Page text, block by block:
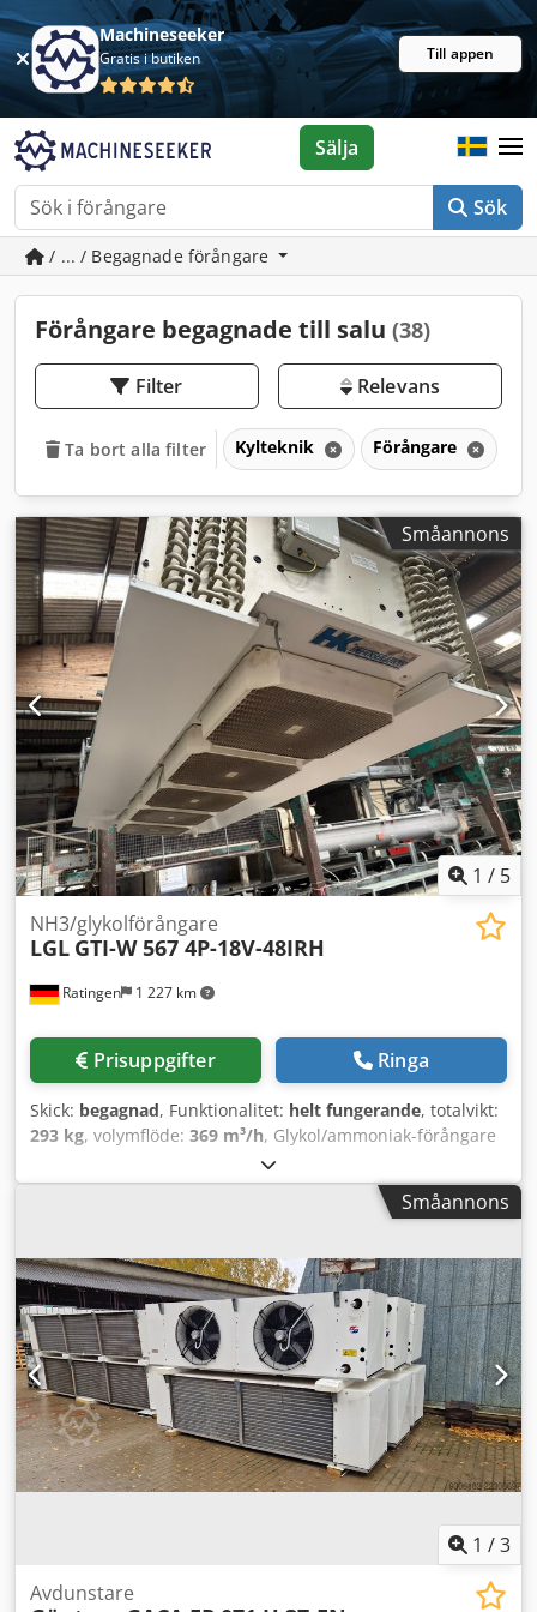
Machineseeker
Gratis i butiken Till appen
Sök
Sälja
/ ... / Begagnade förångare
Förångare begagnade till salu (38)
Filter Relevans
Ta bort alla filter Kylteknik Förångare
Småannons
1 / 5
Ratingen 1 227 km
NH3/glykolförångare
LGL GTI-W 567 4P-18V-48IRH
Prisuppgifter Ringa
Skick: begagnad, Funktionalitet: helt fungerande, totalvikt:
293 kg, volymflöde: 369 m³/h, Glykol/ammoniak-förångare
för industriellt bruk med dubbla strömmar Kylkapacitet för
ammoniak vid 0 °C omgivningstemperatur och -10 °C
förångningstemperatur = 50 kW Rörvolym: 49 dm³ 5 fläktar,
Lamellavstånd: 7 mm Korrosionsskyddad med Blygold-
beläggning
Småannons
1 /3
Avdunstare